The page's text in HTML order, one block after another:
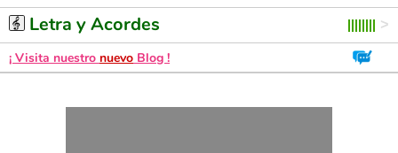
Letra y Acordes
¡ Visita nuestro nuevo Blog !